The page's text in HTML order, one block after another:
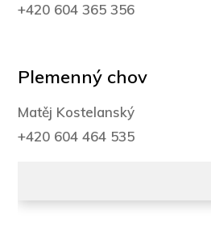
+420 604 365 356
Plemenný chov
Matěj Kostelanský
+420 604 464 535